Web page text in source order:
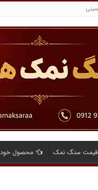
قیمت سنگ نمک محصول خود